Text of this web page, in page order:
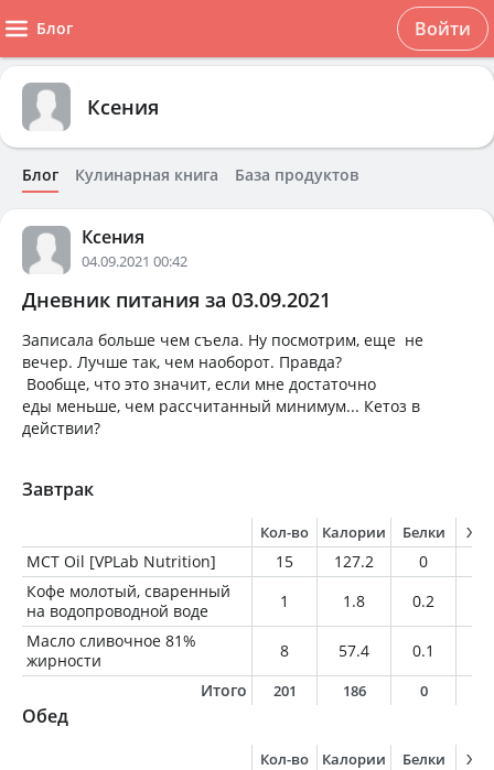
Блог Войти
Ксения
Блог Кулинарная книга База продуктов
Ксения
04.09.2021 00:42
Дневник питания за 03.09.2021
Записала больше чем съела. Ну посмотрим, еще не
вечер. Лучше так, чем наоборот. Правда?
Вообще, что это значит, если мне достаточно
еды меньше, чем рассчитанный минимум... Кетоз в
действии?
Завтрак
Кол-во Калории Белки
MCT Oil [VPLab Nutrition] 15 127.2 0
Кофе молотый, сваренный
на водопроводной воде
1 1.8 0.2
Масло сливочное 81%
жирности
8 57.4 0.1
Итого
201 186 0
Обед
Кол-во Калории Белки